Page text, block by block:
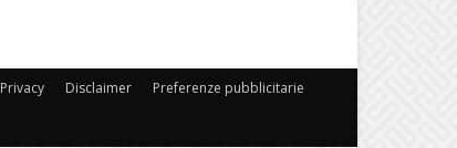
Privacy Disclaimer Preferenze pubblicitarie